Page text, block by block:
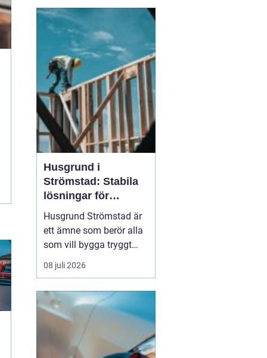
Stockholmsområdet
använder Volvo Penta,
just eftersom motorerna
är driftsäkra och
anpassade för nordiska
förhållanden. Men ...
Husgrund i
Strömstad: Stabila
lösningar för
boende vid kusten
Husgrund Strömstad är
ett ämne som berör alla
som vill bygga tryggt
och långsiktigt nära
havet. Närheten till
och bergig terräng ställer
höga krav på både p...
08 juli 2026